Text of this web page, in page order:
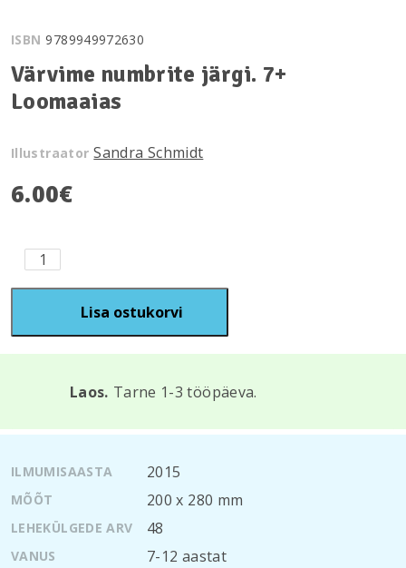
ISBN 9789949972630
Värvime numbrite järgi. 7+
Loomaaias
Illustraator Sandra Schmidt
6.00€
Värvime
numbrite
järgi.
Loomaaias
Lisa ostukorvi
Laos. Tarne 1-3 tööpäeva.
ILMUMISAASTA 2015
MÕÕT 200 х 280 mm
LEHEKÜLGEDE ARV 48
VANUS 7-12 aastat